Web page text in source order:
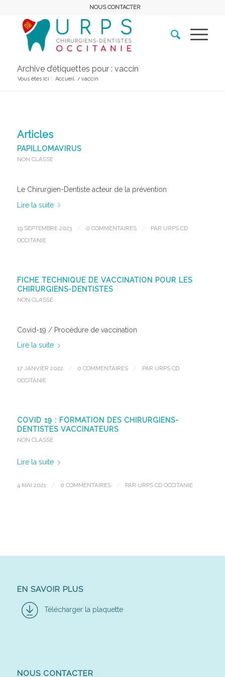
NOUS CONTACTER
Archive d’étiquettes pour : vaccin
Vous êtes ici : Accueil / vaccin
Articles
PAPILLOMAVIRUS
NON CLASSÉ
Le Chirurgien-Dentiste acteur de la prévention
Lire la suite
19 SEPTEMBRE 2023 / 0 COMMENTAIRES / PAR URPS CD
OCCITANIE
FICHE TECHNIQUE DE VACCINATION POUR LES
CHIRURGIENS-DENTISTES
NON CLASSÉ
Covid-19 / Procédure de vaccination
Lire la suite
17 JANVIER 2022 / 0 COMMENTAIRES / PAR URPS CD
OCCITANIE
COVID 19 : FORMATION DES CHIRURGIENS-
DENTISTES VACCINATEURS
NON CLASSÉ
Lire la suite
4 MAI 2021 / 0 COMMENTAIRES / PAR URPS CD OCCITANIE
EN SAVOIR PLUS
Télécharger la plaquette
NOUS CONTACTER